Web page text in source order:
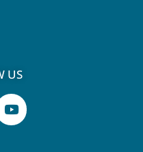
US
Y
o
u